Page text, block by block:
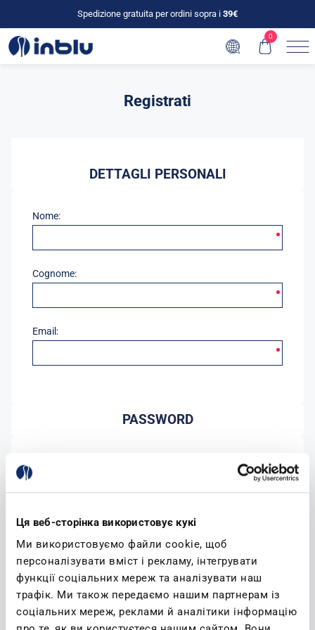
Ця веб-сторінка використовує кукі
Ми використовуємо файли cookie, щоб
персоналізувати вміст і рекламу, інтегрувати
функції соціальних мереж та аналізувати наш
трафік. Ми також передаємо нашим партнерам із
соціальних мереж, реклами й аналітики інформацію
Spedizione gratuita per ordini sopra i 39€
0
Registrati
DETTAGLI PERSONALI
Nome:
Cognome:
Email:
PASSWORD
Conferma password:
Accetto l'informativa sulla privacy